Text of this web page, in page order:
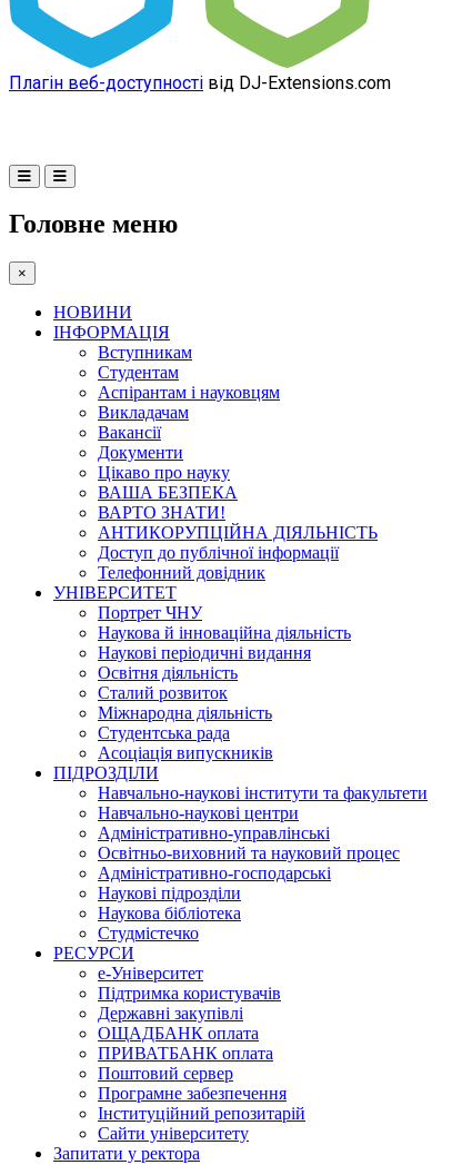
Плагін веб-доступності від DJ-Extensions.com
Головне меню
×
НОВИНИ
ІНФОРМАЦІЯ
Вступникам
Студентам
Аспірантам і науковцям
Викладачам
Вакансії
Документи
Цікаво про науку
ВАША БЕЗПЕКА
ВАРТО ЗНАТИ!
АНТИКОРУПЦІЙНА ДІЯЛЬНІСТЬ
Доступ до публічної інформації
Телефонний довідник
УНІВЕРСИТЕТ
Портрет ЧНУ
Наукова й інноваційна діяльність
Наукові періодичні видання
Освітня діяльність
Сталий розвиток
Міжнародна діяльність
Студентська рада
Асоціація випускників
ПІДРОЗДІЛИ
Навчально-наукові інститути та факультети
Навчально-наукові центри
Адміністративно-управлінські
Освітньо-виховний та науковий процес
Адміністративно-господарські
Наукові підрозділи
Наукова бібліотека
Студмістечко
РЕСУРСИ
е-Університет
Підтримка користувачів
Державні закупівлі
ОЩАДБАНК оплата
ПРИВАТБАНК оплата
Поштовий сервер
Програмне забезпечення
Інституційний репозитарій
Сайти університету
Запитати у ректора